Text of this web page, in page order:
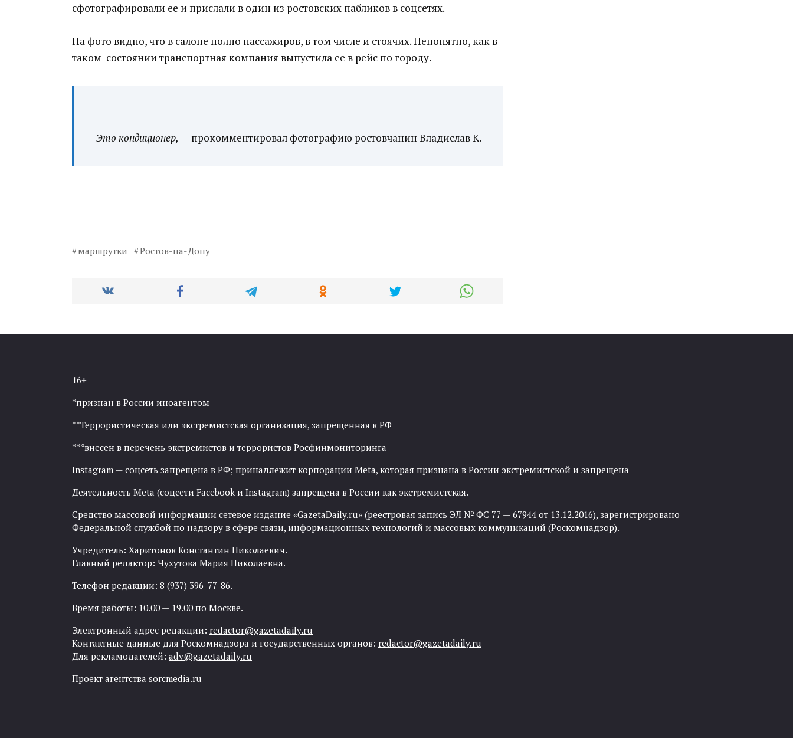
сфотографировали ее и прислали в один из ростовских пабликов в соцсетях.
На фото видно, что в салоне полно пассажиров, в том числе и стоячих. Непонятно, как в
таком состоянии транспортная компания выпустила ее в рейс по городу.
— Это кондиционер, — прокомментировал фотографию ростовчанин Владислав К.
маршрутки Ростов-на-Дону
16+
*признан в России иноагентом
**Террористическая или экстремистская организация, запрещенная в РФ
***внесен в перечень экстремистов и террористов Росфинмониторинга
Instagram — соцсеть запрещена в РФ; принадлежит корпорации Meta, которая признана в России экстремистской и запрещена
Деятельность Meta (соцсети Facebook и Instagram) запрещена в России как экстремистская.
Средство массовой информации сетевое издание «GazetaDaily.ru» (реестровая запись ЭЛ № ФС 77 — 67944 от 13.12.2016), зарегистрировано
Федеральной службой по надзору в сфере связи, информационных технологий и массовых коммуникаций (Роскомнадзор).
Учредитель: Харитонов Константин Николаевич.
Главный редактор: Чухутова Мария Николаевна.
Телефон редакции: 8 (937) 396-77-86.
Время работы: 10.00 — 19.00 по Москве.
Электронный адрес редакции: redactor@gazetadaily.ru
Контактные данные для Роскомнадзора и государственных органов: redactor@gazetadaily.ru
Для рекламодателей: adv@gazetadaily.ru
Проект агентства sorcmedia.ru